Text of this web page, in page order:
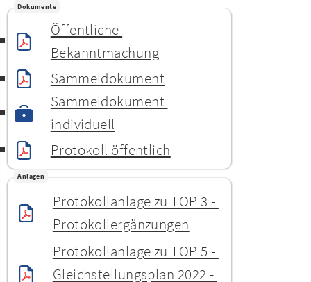
Dokumente
Öffentliche
Bekanntmachung
Sammeldokument
Sammeldokument
individuell
Protokoll öffentlich
Anlagen
Protokollanlage zu TOP 3 -
Protokollergänzungen
Protokollanlage zu TOP 5 -
Gleichstellungsplan 2022 -